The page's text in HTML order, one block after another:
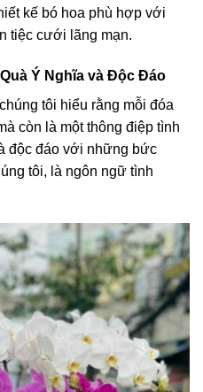
kế bó hoa phù hợp với
tiệc cưới lãng mạn.
Ý Nghĩa và Độc Đáo
tôi hiểu rằng mỗi đóa
còn là một thông điệp tình
độc đáo với những bức
tôi, là ngôn ngữ tình